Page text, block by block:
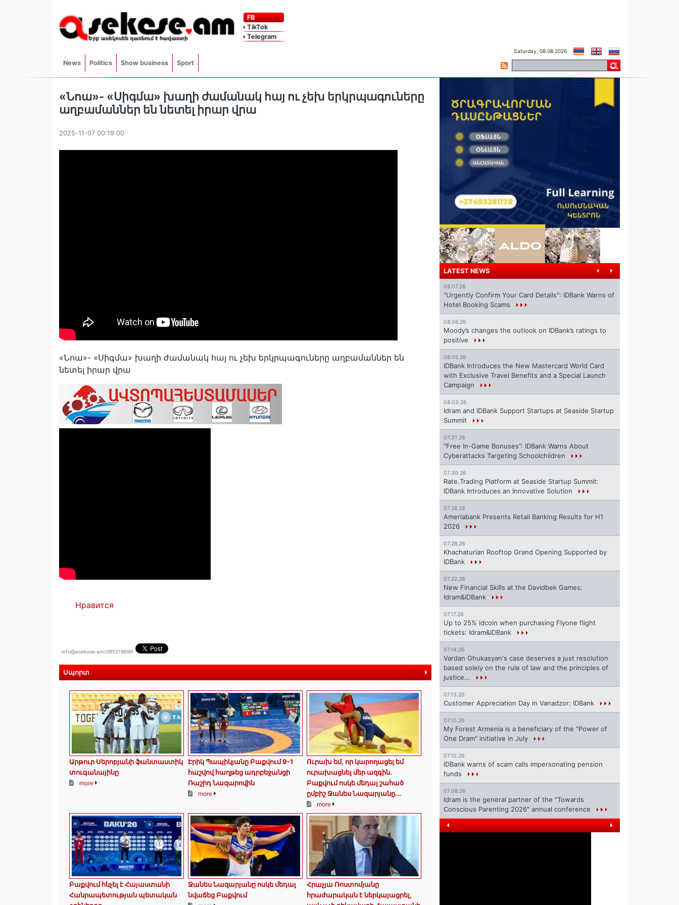
FB
TikTok
Telegram
News Politics Show business Sport
Saturday, 08.08.2026
«Նոա»- «Սիգմա» խաղի ժամանակ հայ ու չեխ երկրպագուները
աղբամաններ են նետել իրար վրա
2025-11-07 00:19:00
«Նոա»- «Սիգմա» խաղի ժամանակ հայ ու չեխ երկրպագուները աղբամաններ են
նետել իրար վրա
Нравится
info@asekose.am/095519696
Սպորտ more
Արթուր Սերոբյանի ֆանտաստիկ
տուգանայինը
more
Էրիկ Պապիկյանը Բաքվում 9-1
հաշվով հաղթեց ադրբեջանցի
Ռաշիդ Նազարովին
more
Ուրախ եմ, որ կարողացել եմ
ուրախացնել մեր ազգին.
Բաքվում ոսկե մեդալ շահած
ըմբիշ Ջանես Նազարյանը...
more
Բաքվում հնչել է Հայաստանի
Հանրապետության պետական
Ջանես Նազարյանը ոսկե մեդալ
նվաճեց Բաքվում
Հրաչյա Ռոստոմյանը
հրաժարական է ներկայացրել,
LATEST NEWS
08.07.26
"Urgently Confirm Your Card Details": IDBank Warns of
Hotel Booking Scams
08.06.26
Moody’s changes the outlook on IDBank’s ratings to
positive
08.05.26
IDBank Introduces the New Mastercard World Card
with Exclusive Travel Benefits and a Special Launch
Campaign
08.03.26
Idram and IDBank Support Startups at Seaside Startup
Summit
07.31.26
“Free In-Game Bonuses”: IDBank Warns About
Cyberattacks Targeting Schoolchildren
07.30.26
Rate.Trading Platform at Seaside Startup Summit:
IDBank Introduces an Innovative Solution
07.28.26
Ameriabank Presents Retail Banking Results for H1
2026
07.28.26
Khachaturian Rooftop Grand Opening Supported by
IDBank
07.22.26
New Financial Skills at the Davidbek Games:
Idram&IDBank
07.17.26
Up to 25% idcoin when purchasing Flyone flight
tickets: Idram&IDBank
07.14.26
Vardan Ghukasyan's case deserves a just resolution
based solely on the rule of law and the principles of
justice...
07.13.26
Customer Appreciation Day in Vanadzor: IDBank
07.10.26
My Forest Armenia is a beneficiary of the "Power of
One Dram" initiative in July
07.10.26
IDBank warns of scam calls impersonating pension
funds
07.08.26
Idram is the general partner of the "Towards
Conscious Parenting 2026" annual conference